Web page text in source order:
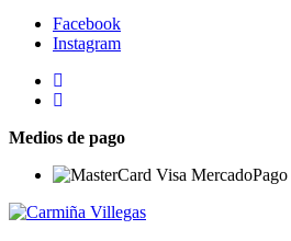
Facebook
Instagram
Medios de pago